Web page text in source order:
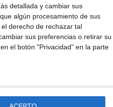
detallada y cambiar sus
algún procesamiento de sus
derecho de rechazar tal
sus preferencias o retirar su
el botón "Privacidad" en la parte